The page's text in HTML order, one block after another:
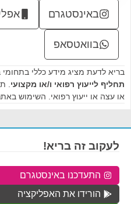
באינסטגרם
בוואטסאפ
בריא לדעת מציג מידע כללי בתחומי
תחליף לייעוץ רפואי ו/או מקצועי.
או עצה או ייעוץ רפואי. השימוש
לעקוב זה בריא!
התעדכנו באינסטגרם
הורידו את האפליקציה